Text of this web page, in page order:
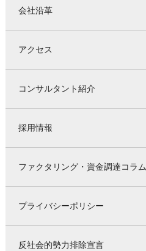
会社沿革
アクセス
コンサルタント紹介
採用情報
ファクタリング・資金調達コラム
プライバシーポリシー
反社会的勢力排除宣言